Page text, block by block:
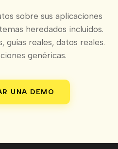
sobre sus aplicaciones
heredados incluidos.
guías reales, datos reales.
genéricas.
UNA DEMO